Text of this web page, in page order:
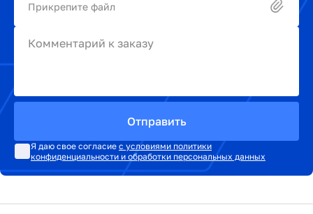
Прикрепите файл
Комментарий к заказу
Отправить
Я даю свое согласие с условиями политики
конфиденциальности и обработки персональных данных